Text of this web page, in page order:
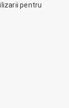
pentru